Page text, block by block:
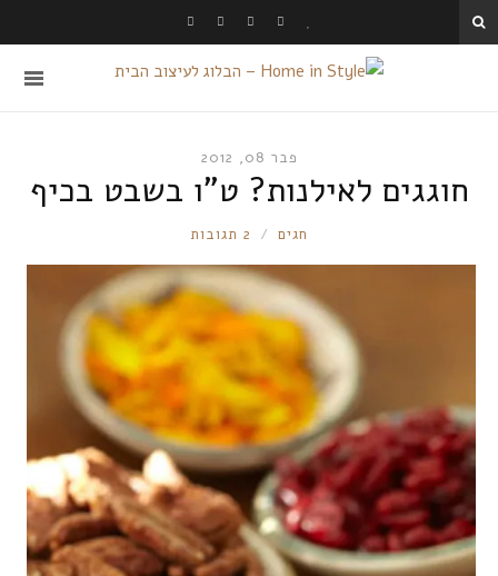
פבר 08, 2012
חוגגים לאילנות? ט”ו בשבט בכיף
RONNIE
חגים 2 תגובות